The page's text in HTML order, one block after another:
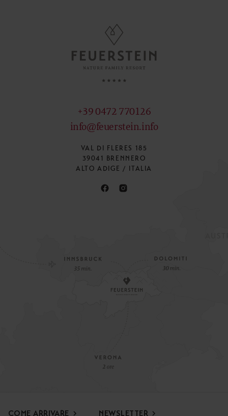
+39 0472 770126
info@feuerstein.info
VAL DI FLERES 185
39041 BRENNERO
ALTO ADIGE / ITALIA
COME ARRIVARE NEWSLETTER